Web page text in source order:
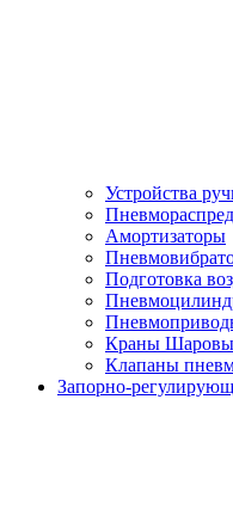
Устройства
Амортизаторы
Подготовка
Краны
Клапаны
Запорно-